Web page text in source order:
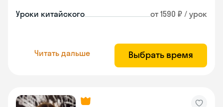
Уроки китайского от 1590 ₽ / урок
Читать дальше Выбрать время